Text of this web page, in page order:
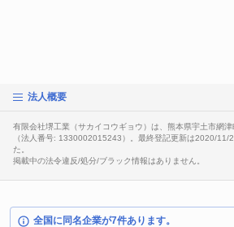
法人概要
有限会社堺工業（サカイコウギョウ）は、熊本県宇土市網
（法人番号: 1330002015243）。最終登記更新は2020/11/
た。
掲載中の法令違反/処分/ブラック情報はありません。
全国に同名企業が7件あります。